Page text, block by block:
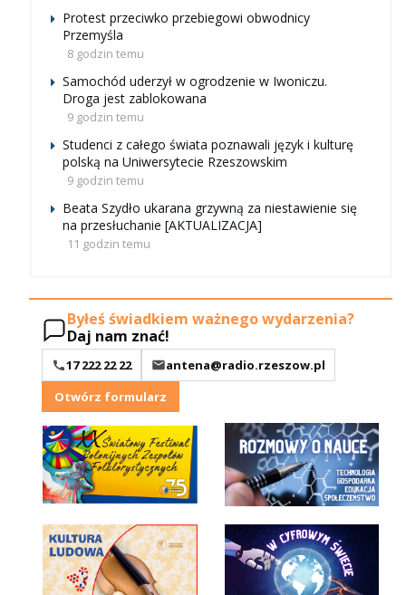
Protest przeciwko przebiegowi obwodnicy
Przemyśla
8 godzin temu
Samochód uderzył w ogrodzenie w Iwoniczu.
Droga jest zablokowana
9 godzin temu
Studenci z całego świata poznawali język i kulturę
polską na Uniwersytecie Rzeszowskim
9 godzin temu
Beata Szydło ukarana grzywną za niestawienie się
na przesłuchanie [AKTUALIZACJA]
11 godzin temu
Byłeś świadkiem ważnego wydarzenia?
Daj nam znać!
17 222 22 22
antena@radio.rzeszow.pl
Otwórz formularz